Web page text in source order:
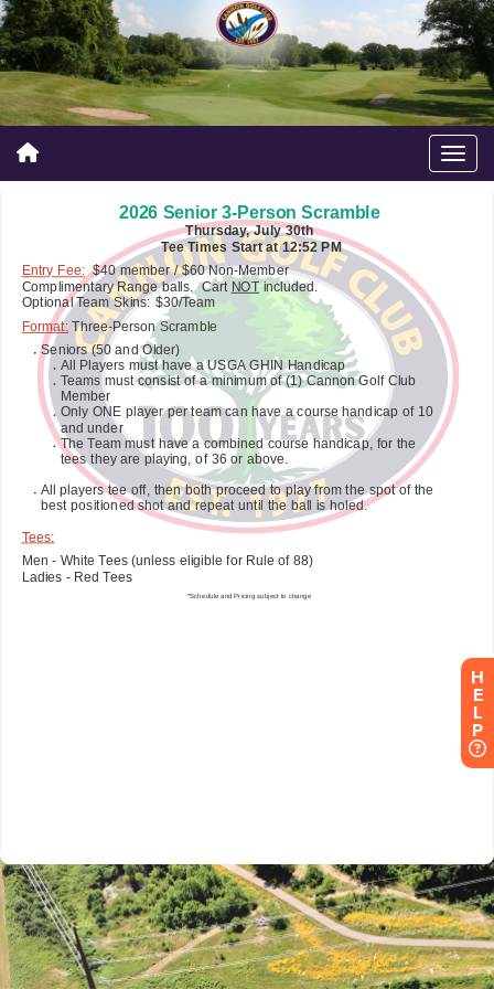
H
E
L
P